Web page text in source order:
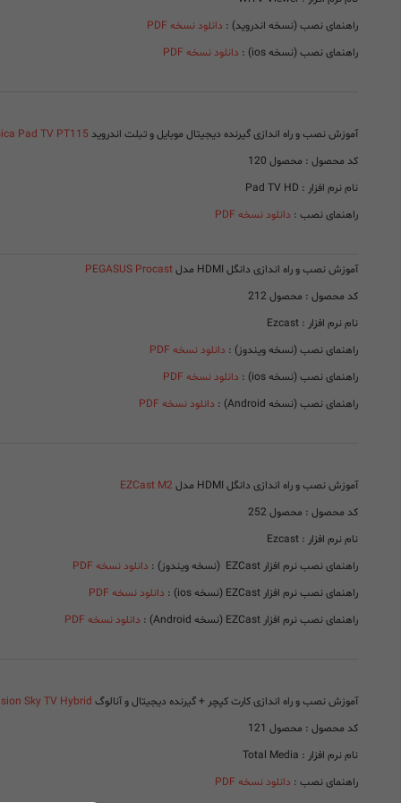
راهنمای نصب (نسخه اندروید) : دانلود نسخه PDF
راهنمای نصب (نسخه ios) :
دانلود نسخه PDF
آموزش نصب و راه اندازی گیرنده دیجیتال موبایل و تبلت اندروید Pad TV PT115
کد محصول : محصول 120
نام نرم افزار : Pad TV HD
راهنمای نصب : دانلود نسخه PDF
آموزش نصب و راه اندازی دانگل HDMI مدل
PEGASUS Procast
کد محصول : محصول 212
نام نرم افزار : Ezcast
راهنمای نصب (نسخه ویندوز) : دانلود نسخه PDF
راهنمای نصب (نسخه ios) :
دانلود نسخه PDF
راهنمای نصب (نسخه Android) :
دانلود نسخه PDF
آموزش نصب و راه اندازی دانگل HDMI مدل
EZCast M2
کد محصول : محصول 252
نام نرم افزار : Ezcast
راهنمای نصب نرم افزار EZCast (نسخه ویندوز) :
دانلود نسخه PDF
راهنمای نصب نرم افزار EZCast (نسخه ios) :
دانلود نسخه PDF
راهنمای نصب نرم افزار EZCast (نسخه Android) :
دانلود نسخه PDF
آموزش نصب و راه اندازی کارت کپچر + گیرنده دیجیتال و آنالوگ Sky TV Hybrid
کد محصول : محصول 121
نام نرم افزار : Total Media
راهنمای نصب : دانلود نسخه PDF